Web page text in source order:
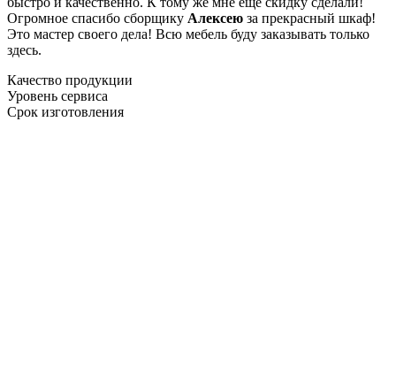
Огромное спасибо сборщику Алексею за прекрасный шкаф!
Это мастер своего дела! Всю мебель буду заказывать только
здесь.
Качество продукции
Уровень сервиса
Срок изготовления